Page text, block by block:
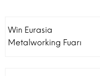
Win Eurasia
Metalworking Fuarı